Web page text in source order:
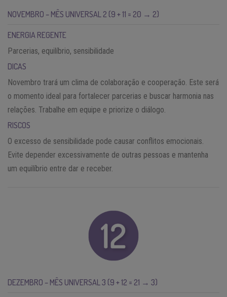
NOVEMBRO – MÊS UNIVERSAL 2 (9 + 11 = 20 → 2)
ENERGIA REGENTE
Parcerias, equilíbrio, sensibilidade
DICAS
Novembro trará um clima de colaboração e cooperação. Este será
o momento ideal para fortalecer parcerias e buscar harmonia nas
relações. Trabalhe em equipe e priorize o diálogo.
RISCOS
O excesso de sensibilidade pode causar conflitos emocionais.
Evite depender excessivamente de outras pessoas e mantenha
um equilíbrio entre dar e receber.
DEZEMBRO – MÊS UNIVERSAL 3 (9 + 12 = 21 → 3)